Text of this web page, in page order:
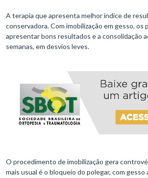
A terapia que apresenta melhor índice de
conservadora. Com imobilização em gesso, os
apresentar bons resultados e a consolidação
semanas, em desvios leves.
O procedimento de imobilização gera
mais usual é o bloqueio do polegar, com